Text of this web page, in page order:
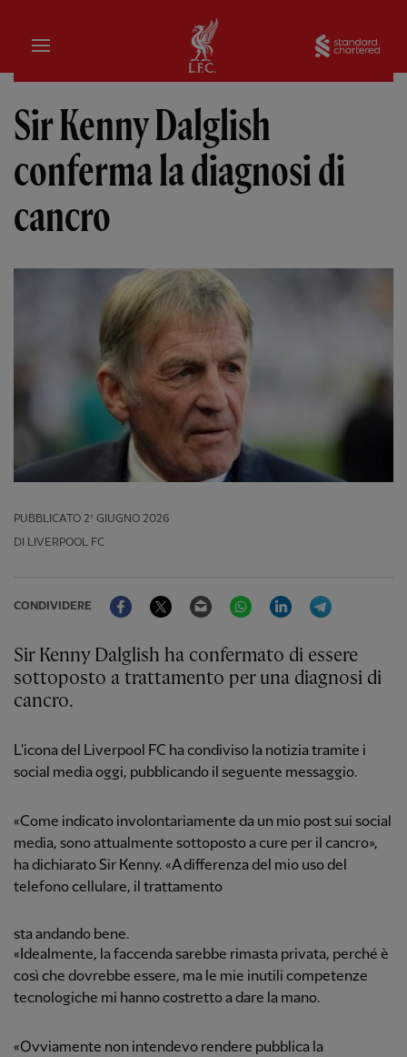
Iniziale
Sir Kenny Dalglish
conferma la diagnosi di
cancro
PUBBLICATO 2º GIUGNO 2026
DI LIVERPOOL FC
CONDIVIDERE
FacebookTwitter Email WhatsAppLinkedIn
Sir Kenny Dalglish ha confermato di essere
sottoposto a trattamento per una diagnosi di
cancro.
L'icona del Liverpool FC ha condiviso la notizia tramite i
social media oggi, pubblicando il seguente messaggio.
«Come indicato involontariamente da un mio post sui social
media, sono attualmente sottoposto a cure per il cancro»,
ha dichiarato Sir Kenny. «A differenza del mio uso del
telefono cellulare, il trattamento
sta andando bene.
«Idealmente, la faccenda sarebbe rimasta privata, perché è
così che dovrebbe essere, ma le mie inutili competenze
tecnologiche mi hanno costretto a dare la mano.
«Ovviamente non intendevo rendere pubblica la